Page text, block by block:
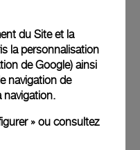
du Site et la
la personnalisation
de Google) ainsi
navigation de
navigation.
» ou consultez